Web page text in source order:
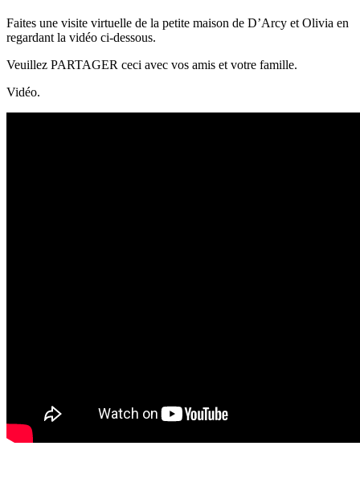
Faites une visite virtuelle de la petite maison de D’Arcy et Olivia en
regardant la vidéo ci-dessous.
Veuillez PARTAGER ceci avec vos amis et votre famille.
Vidéo.